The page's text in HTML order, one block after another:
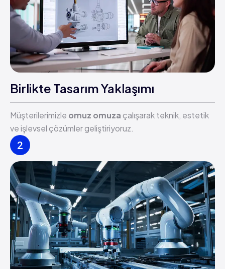
Birlikte Tasarım Yaklaşımı
Müşterilerimizle omuz omuza çalışarak teknik, estetik
ve işlevsel çözümler geliştiriyoruz.